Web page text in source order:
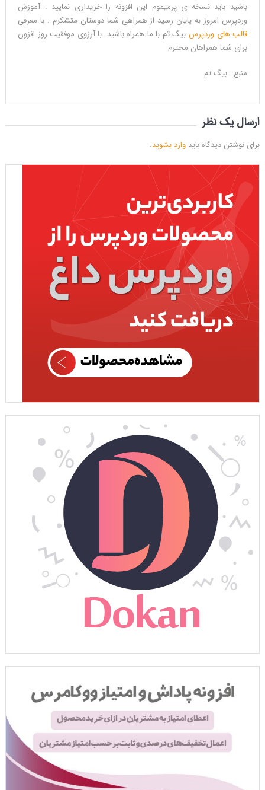
باشید باید نسخه ی پرمیموم این افزونه را خریداری نمایید . آموزش
وردپرس امروز به پایان رسید از همراهی شما دوستان متشکرم . با معرفی
قالب های وردپرس بیگ تم با ما همراه باشید .با آرزوی موفقیت روز افزون
برای شما همراهان محترم
منبع : بیگ تم
ارسال یک نظر
برای نوشتن دیدگاه باید وارد بشوید.